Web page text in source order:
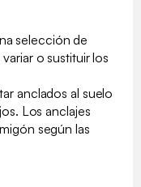
selección de
o sustituir los
anclados al suelo
Los anclajes
según las